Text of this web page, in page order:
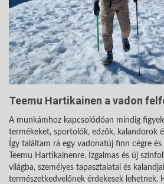
Teemu Hartikainen a vadon
A munkámhoz kapcsolódóan mindig
termékeket, sportolók, edzők, kalandorok
Így találtam rá egy vadonatúj finn cégre
Teemu Hartikainenre. Izgalmas és új
világba, személyes tapasztalatai és
természetkedvelőnek érdekesek lehetnek.